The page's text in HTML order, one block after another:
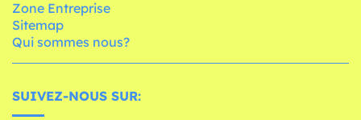
Zone Entreprise
Sitemap
Qui sommes nous?
SUIVEZ-NOUS SUR: